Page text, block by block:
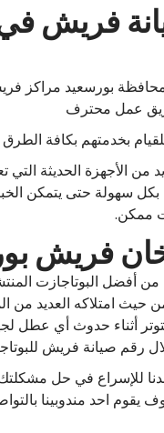
فريش في
محافظة بورسعيد مراكز
عمل محترف
بخدمتهم بكافة الطرق
من الأجهزة الحديثة
سهولة حتى يتمكن
ممكن.
فريش
من أفضل البوتاجازت
حيث امتلاكه العديد من
أثناء حدوث أي عطل
رقم صيانة فريش
للإسراع في حل
يقوم احد مندوبينا